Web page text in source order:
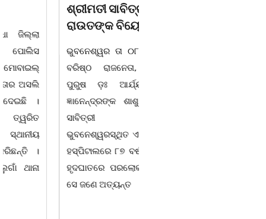
ଶ୍ରୀମତୀ ସାବିତ୍ରୀ
ରାଉତଙ୍କ ବିୟୋଗ
ଭୁବନେଶ୍ୱର ତା ୦୮/୦୮/୨୬ :
ବରିଷ୍ଠ ରାଜନେତା, ସଂସ୍କୃତି
ପୁରୁଷ ଡ଼ଃ ଆର୍ଯ୍ୟ କୁମାର
ଜ୍ଞାନେନ୍ଦ୍ରଙ୍କ ଶାଶୁ ଶ୍ରୀମତୀ
ସାବିତ୍ରୀ ରାଉତଙ୍କ
ଭୁବନେଶ୍ୱରସ୍ଥିତ ଏକ ଘରୋଇ
ହସ୍ପିଟାଲରେ ୮୭ ବର୍ଷ ବୟସରେ
ହୃଦଘାତରେ ପରଲୋକ ଘଟିଛି ।
ସେ ଜଣେ ଅତ୍ୟନ୍ତ